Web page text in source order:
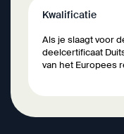
Kwalificatie
Als je slaagt voor
deelcertificaat
van het Europees